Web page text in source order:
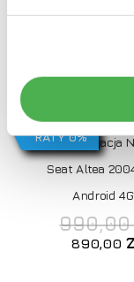
RATY 0%
Dodaj do
Radio Nawigacja
Seat Altea
Android
890,00